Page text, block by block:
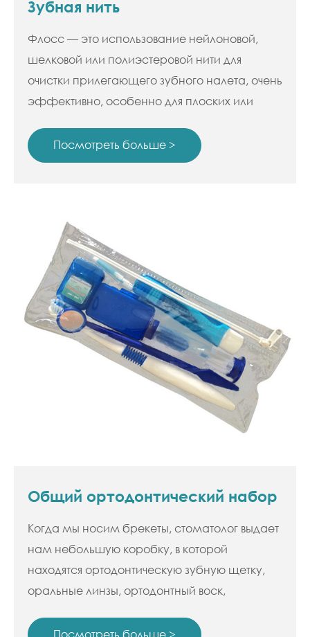
Зубная нить
Флосс — это использование нейлоновой,
шелковой или полиэстеровой нити для
очистки прилегающего зубного налета, очень
эффективно, особенно для плоских или
Посмотреть больше >
Общий ортодонтический набор
Когда мы носим брекеты, стоматолог выдает
нам небольшую коробку, в которой
находятся ортодонтическую зубную щетку,
оральные линзы, ортодонтный воск,
за зубами.
Посмотреть больше >